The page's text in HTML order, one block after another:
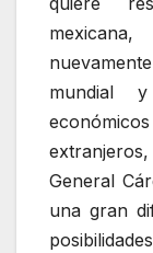
mundial
General
una gran